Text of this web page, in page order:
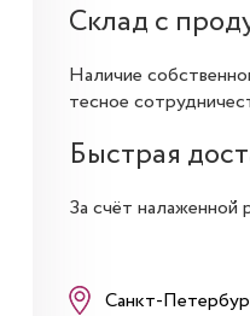
Склад с
Наличие
тесное
Быстрая
За счёт налаженной
Санкт-